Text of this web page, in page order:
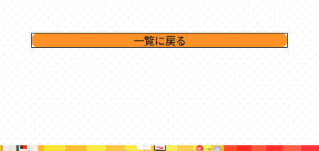
一覧に戻る